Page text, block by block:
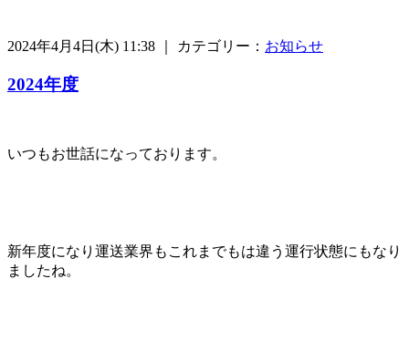
2024年4月4日(木) 11:38 ｜ カテゴリー： お知らせ
2024年度
いつもお世話になっております。
新年度になり運送業界もこれまでもは違う運行状態にもなり
ましたね。